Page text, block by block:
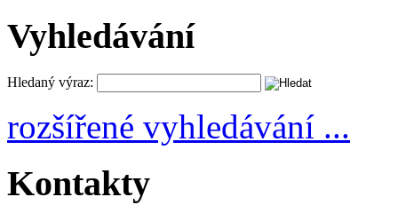
Vyhledávání
Hledaný výraz:
rozšířené vyhledávání ...
Kontakty